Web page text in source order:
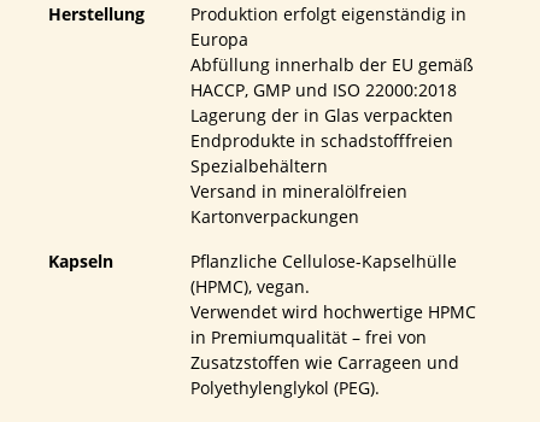
Herstellung
Produktion erfolgt eigenständig in
Europa
Abfüllung innerhalb der EU gemäß
HACCP, GMP und ISO 22000:2018
Lagerung der in Glas verpackten
Endprodukte in schadstofffreien
Spezialbehältern
Versand in mineralölfreien
Kartonverpackungen
Kapseln
Pflanzliche Cellulose-Kapselhülle
(HPMC), vegan.
Verwendet wird hochwertige HPMC
in Premiumqualität – frei von
Zusatzstoffen wie Carrageen und
Polyethylenglykol (PEG).